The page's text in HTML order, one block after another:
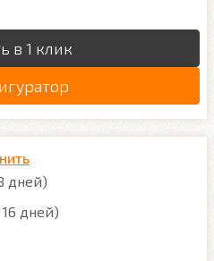
в 1 клик
дней)
дней)